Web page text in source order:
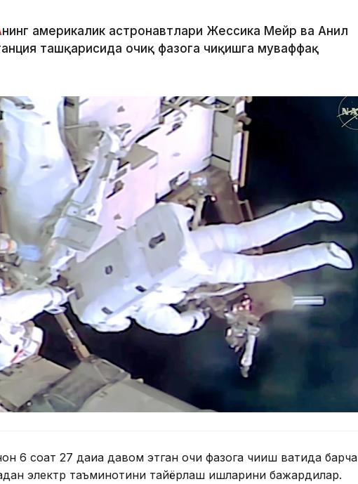
нинг америкалик астронавтлари Жессика Мейр ва Анил
ташқарисида очиқ фазога чиқишга муваффақ
соат 27 дақиқа давом этган очиқ фазога чиқиш вақтида барча
электр таъминотини тайёрлаш ишларини бажардилар.